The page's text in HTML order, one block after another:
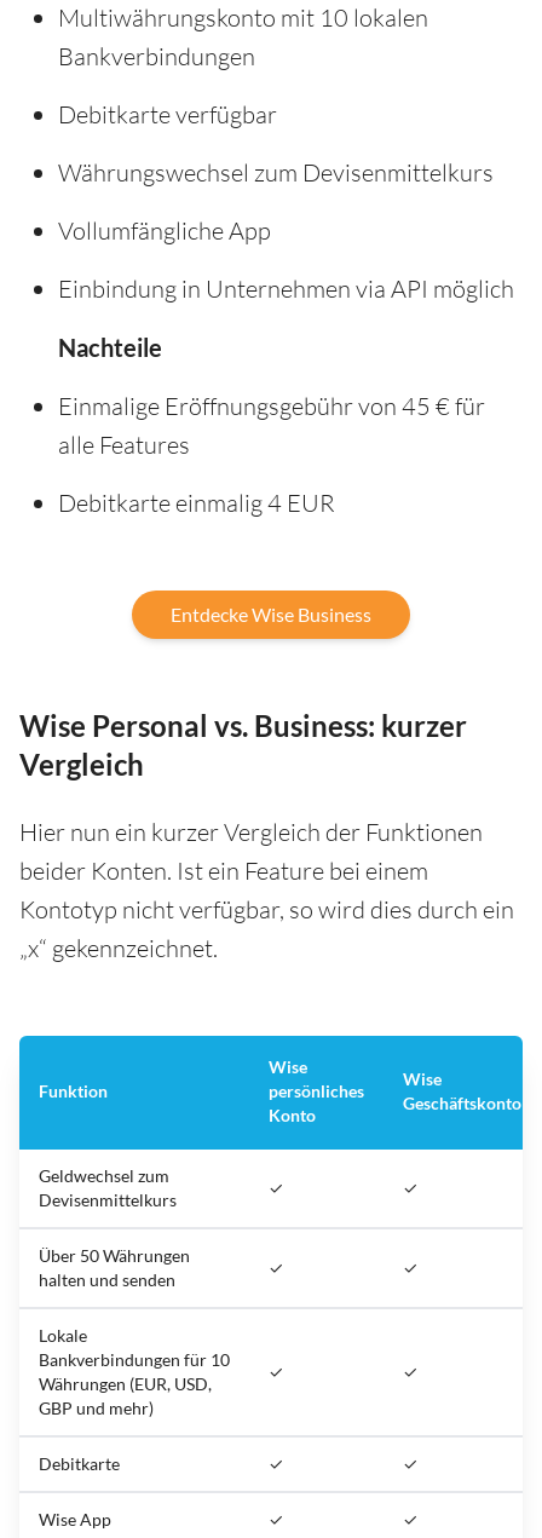
Multiwährungskonto mit 10 lokalen
Bankverbindungen
Debitkarte verfügbar
Währungswechsel zum Devisenmittelkurs
Vollumfängliche App
Einbindung in Unternehmen via API möglich
Nachteile
Einmalige Eröffnungsgebühr von 45 € für
alle Features
Debitkarte einmalig 4 EUR
Entdecke Wise Business
Wise Personal vs. Business: kurzer
Vergleich
Hier nun ein kurzer Vergleich der Funktionen
beider Konten. Ist ein Feature bei einem
Kontotyp nicht verfügbar, so wird dies durch ein
„x“ gekennzeichnet.
Funktion
Wise
persönliches
Konto
Wise
Geschäftskonto
Geldwechsel zum
Devisenmittelkurs
✓ ✓
Über 50 Währungen
halten und senden
✓ ✓
Lokale
Bankverbindungen für 10
Währungen (EUR, USD,
GBP und mehr)
✓ ✓
Debitkarte ✓ ✓
Wise App ✓ ✓